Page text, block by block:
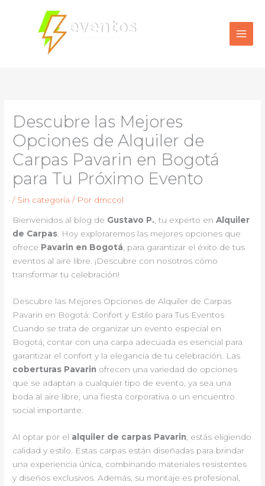
contenido
Descubre las Mejores
Opciones de Alquiler de
Carpas Pavarin en Bogotá
para Tu Próximo Evento
/ Sin categoría / Por dmccol
Bienvenidos al blog de Gustavo P., tu experto enAlquiler
de Carpas. Hoy exploraremos las mejores opciones que
ofrece Pavarin en Bogotá, para garantizar el éxito de tus
eventos al aire libre. ¡Descubre con nosotros cómo
transformar tu celebración!
Descubre las Mejores Opciones de Alquiler de Carpas
Pavarin en Bogotá: Confort y Estilo para Tus Eventos
Cuando se trata de organizar un evento especial en
Bogotá, contar con una carpa adecuada es esencial para
garantizar el confort y la elegancia de tu celebración. Las
coberturas Pavarin ofrecen una variedad de opciones
que se adaptan a cualquier tipo de evento, ya sea una
boda al aire libre, una fiesta corporativa o un encuentro
social importante.
Al optar por el alquiler de carpas Pavarin , estás eligiendo
calidad y estilo. Estas carpas están diseñadas para brindar
una experiencia única, combinando materiales resistentes
y diseños exclusivos. Además, su montaje es profesional,